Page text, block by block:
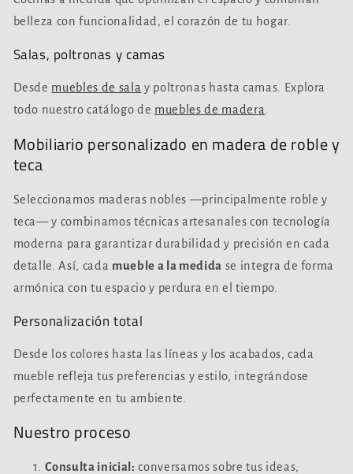
belleza con funcionalidad, el corazón de tu hogar.
Salas, poltronas y camas
Desde muebles de sala y poltronas hasta camas. Explora
todo nuestro catálogo de muebles de madera.
Mobiliario personalizado en madera de roble y
teca
Seleccionamos maderas nobles —principalmente roble y
teca— y combinamos técnicas artesanales con tecnología
moderna para garantizar durabilidad y precisión en cada
detalle. Así, cada mueble a la medida se integra de forma
armónica con tu espacio y perdura en el tiempo.
Personalización total
Desde los colores hasta las líneas y los acabados, cada
mueble refleja tus preferencias y estilo, integrándose
perfectamente en tu ambiente.
Nuestro proceso
Consulta inicial: conversamos sobre tus ideas,